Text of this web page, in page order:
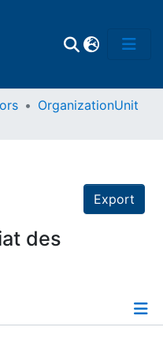
OrganizationUnit
Export
des